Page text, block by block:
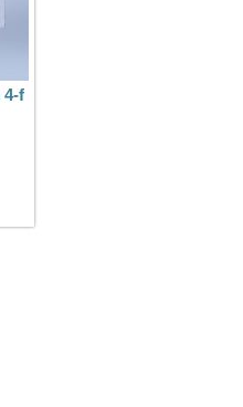
4-f